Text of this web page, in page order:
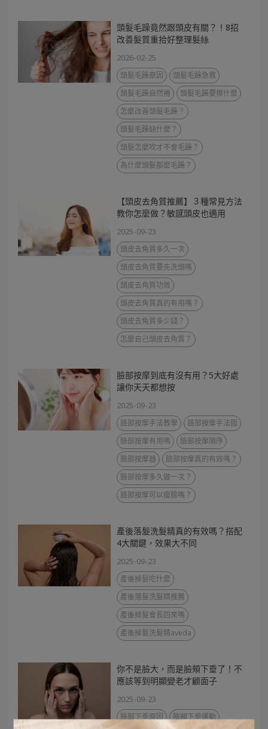
頭髮毛躁竟然跟頭皮有關？！8招
改善髮質重拾好整理髮絲
2026-02-25
頭髮毛躁原因
頭髮毛躁急救
頭髮毛躁自然捲
頭髮毛躁要擦什麼
怎麼改善頭髮毛躁？
頭髮毛躁缺什麼？
頭髮怎麼吹才不會毛躁？
為什麼頭髮那麼毛躁？
【頭皮去角質推薦】３種常見方法
教你怎麼做？敏感頭皮也適用
2025-09-23
頭皮去角質多久一次
頭皮去角質要先洗頭嗎
頭皮去角質功效
頭皮去角質真的有用嗎？
頭皮去角質多少錢？
怎麼自己頭皮去角質？
臉部按摩到底有沒有用？5大好處
讓你天天都想按
2025-09-23
臉部按摩手法教學
臉部按摩手法圖
臉部按摩有用嗎
臉部按摩順序
臉部按摩器
臉部按摩真的有效嗎？
臉部按摩多久做一次？
臉部按摩可以瘦臉嗎？
產後落髮洗髮精真的有效嗎？搭配
4大關鍵，效果大不同
2025-09-23
產後掉髮吃什麼
產後落髮洗髮精推薦
產後掉髮會長回來嗎
產後掉髮洗髮精aveda
你不是臉大，而是臉頰下垂了！不
應該等到明顯變老才顧面子
2025-09-23
臉部下垂原因
臉頰下垂運動